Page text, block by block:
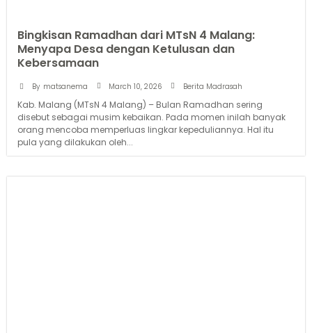
Bingkisan Ramadhan dari MTsN 4 Malang:
Menyapa Desa dengan Ketulusan dan
Kebersamaan
By matsanema March 10, 2026 Berita Madrasah
Kab. Malang (MTsN 4 Malang) – Bulan Ramadhan sering
disebut sebagai musim kebaikan. Pada momen inilah banyak
orang mencoba memperluas lingkar kepeduliannya. Hal itu
pula yang dilakukan oleh...